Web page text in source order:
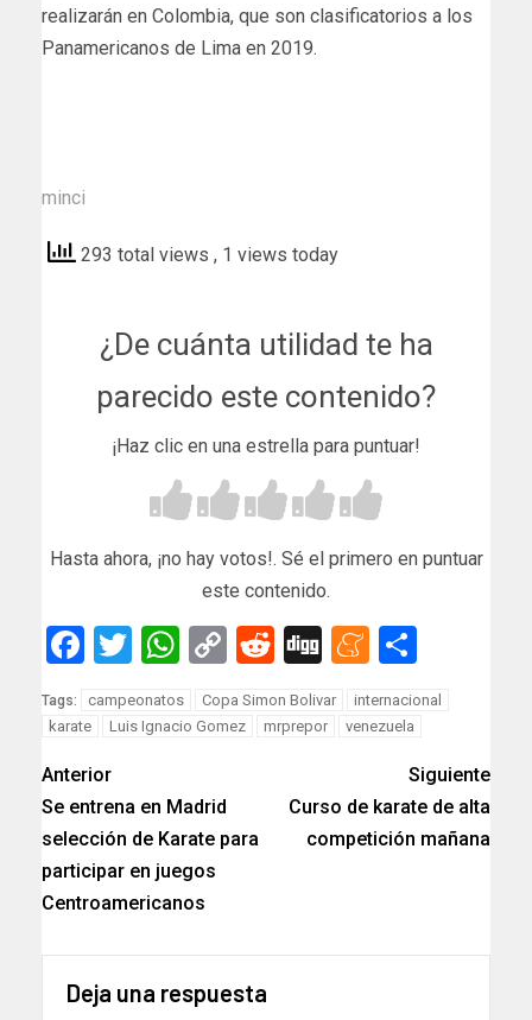
realizarán en Colombia, que son clasificatorios a los
Panamericanos de Lima en 2019.
minci
293 total views , 1 views today
¿De cuánta utilidad te ha
parecido este contenido?
¡Haz clic en una estrella para puntuar!
Hasta ahora, ¡no hay votos!. Sé el primero en puntuar
este contenido.
Facebook
Twitter
WhatsApp
Copy
Link
Reddit
Digg
Tags: campeonatos Copa Simon Bolivar
internacional
karate
Luis Ignacio Gomez mrprepor venezuela
Anterior
Se entrena en Madrid
selección de Karate para
participar en juegos
Centroamericanos
Siguiente
Curso de karate de alta
competición mañana
Deja una respuesta